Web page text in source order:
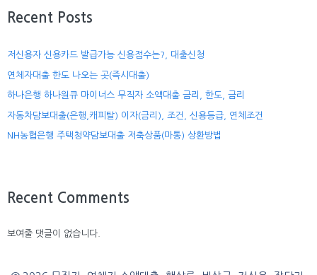
Recent Posts
저신용자 신용카드 발급가능 신용점수는?, 대출신청
연체자대출 한도 나오는 곳(즉시대출)
하나은행 하나원큐 마이너스 무직자 소액대출 금리, 한도, 금리
자동차담보대출(은행,캐피탈) 이자(금리), 조건, 신용등급, 연체조건
NH농협은행 주택청약담보대출 저축상품(마통) 상환방법
Recent Comments
보여줄 댓글이 없습니다.